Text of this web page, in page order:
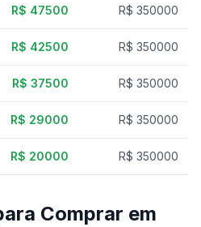
R$ 47500 R$ 350000
R$ 42500 R$ 350000
R$ 37500 R$ 350000
R$ 29000 R$ 350000
R$ 20000 R$ 350000
Comprar em